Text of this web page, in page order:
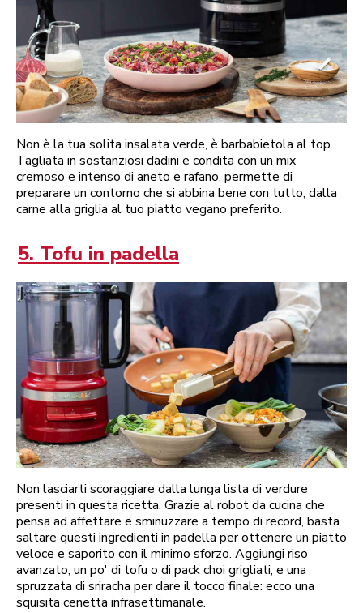
Non è la tua solita insalata verde, è barbabietola al top.
Tagliata in sostanziosi dadini e condita con un mix
cremoso e intenso di aneto e rafano, permette di
preparare un contorno che si abbina bene con tutto, dalla
carne alla griglia al tuo piatto vegano preferito.
5. Tofu in padella
Non lasciarti scoraggiare dalla lunga lista di verdure
presenti in questa ricetta. Grazie al robot da cucina che
pensa ad affettare e sminuzzare a tempo di record, basta
saltare questi ingredienti in padella per ottenere un piatto
veloce e saporito con il minimo sforzo. Aggiungi riso
avanzato, un po' di tofu o di pack choi grigliati, e una
spruzzata di sriracha per dare il tocco finale: ecco una
squisita cenetta infrasettimanale.